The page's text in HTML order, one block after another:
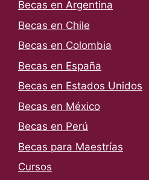
Becas en Argentina
Becas en Chile
Becas en Colombia
Becas en España
Becas en Estados Unidos
Becas en México
Becas en Perú
Becas para Maestrías
Cursos